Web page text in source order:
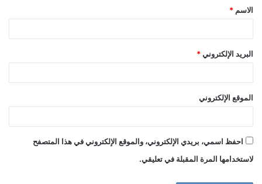
*
الاسم *
البريد الإلكتروني *
الموقع الإلكتروني
احفظ اسمي، بريدي الإلكتروني، والموقع الإلكتروني في هذا المتصفح
لاستخدامها المرة المقبلة في تعليقي.